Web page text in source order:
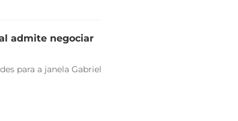
admite negociar
para a janela Gabriel